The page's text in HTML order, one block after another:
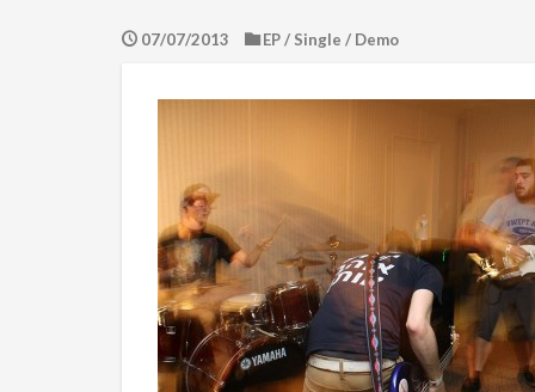
07/07/2013 EP / Single / Demo